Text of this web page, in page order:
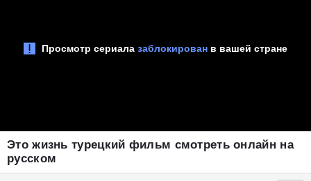
Это жизнь турецкий фильм смотреть онлайн на
русском